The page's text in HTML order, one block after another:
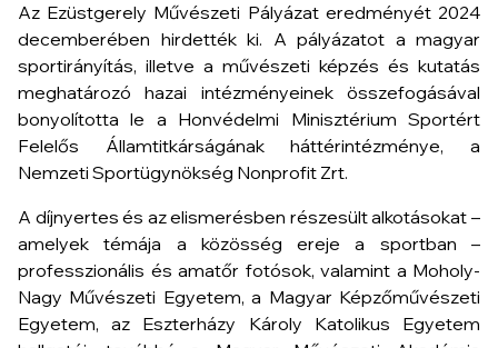
Az Ezüstgerely Művészeti Pályázat eredményét 2024
decemberében hirdették ki. A pályázatot a magyar
sportirányítás, illetve a művészeti képzés és kutatás
meghatározó hazai intézményeinek összefogásával
bonyolította le a Honvédelmi Minisztérium Sportért
Felelős Államtitkárságának háttérintézménye, a
Nemzeti Sportügynökség Nonprofit Zrt.
A díjnyertes és az elismerésben részesült alkotásokat –
amelyek témája a közösség ereje a sportban –
professzionális és amatőr fotósok, valamint a Moholy-
Nagy Művészeti Egyetem, a Magyar Képzőművészeti
Egyetem, az Eszterházy Károly Katolikus Egyetem